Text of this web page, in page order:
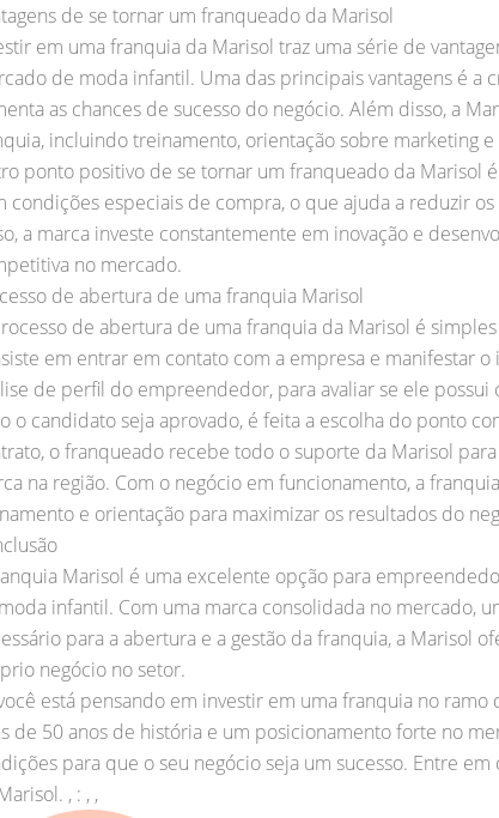
de se tornar um franqueado da Marisol
em uma franquia da Marisol traz uma série de
de moda infantil. Uma das principais vantagens é
as chances de sucesso do negócio. Além disso, a
incluindo treinamento, orientação sobre marketing e
ponto positivo de se tornar um franqueado da
condições especiais de compra, o que ajuda a reduzir
a marca investe constantemente em inovação e
no mercado.
de abertura de uma franquia Marisol
de abertura de uma franquia da Marisol é
em entrar em contato com a empresa e manifestar
de perfil do empreendedor, para avaliar se ele
o candidato seja aprovado, é feita a escolha do ponto
o franqueado recebe todo o suporte da Marisol
na região. Com o negócio em funcionamento, a
e orientação para maximizar os resultados do
Marisol é uma excelente opção para
infantil. Com uma marca consolidada no mercado,
para a abertura e a gestão da franquia, a Marisol
negócio no setor.
está pensando em investir em uma franquia no
de 50 anos de história e um posicionamento forte no
para que o seu negócio seja um sucesso. Entre
, : , ,